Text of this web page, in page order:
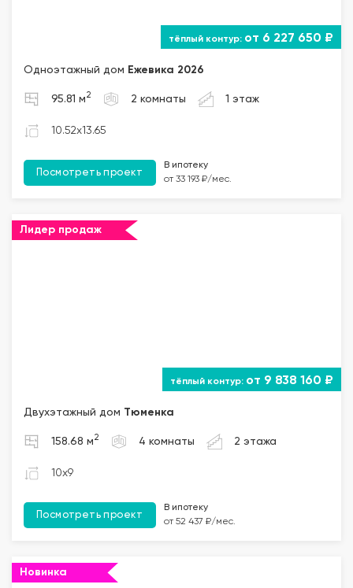
от 6 227 650 ₽
Одноэтажный дом Ежевика 2026
95.81 м 2 2 комнаты 1 этаж
10.52x13.65
Посмотреть проект
В ипотеку
от 33 193 ₽/мес.
Лидер продаж
от 9 838 160 ₽
Двухэтажный дом Тюменка
158.68 м 2 4 комнаты 2 этажа
10x9
Посмотреть проект
В ипотеку
от 52 437 ₽/мес.
Новинка